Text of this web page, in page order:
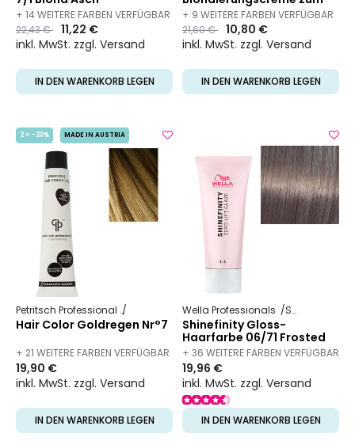
+ 14 WEITERE FARBEN VERFÜGBAR
Preis
22,43 €to11,22 €
inkl. MwSt. zzgl. Versand
IN DEN WARENKORB LEGEN
Nuancenanpassen
Rauchblau Metallic
+ 9 WEITERE FARBEN VERFÜGBAR
Preis
21,60 €to10,80 €
inkl. MwSt. zzgl. Versand
IN DEN WARENKORB LEGEN
2 = -20% MADE IN AUSTRIA
Petritsch Professional
Hair Color Goldregen Nr°7
+ 21 WEITERE FARBEN VERFÜGBAR
19,90 €
inkl. MwSt. zzgl. Versand
IN DEN WARENKORB LEGEN
Wella Professionals Shinefinity
Shinefinity Gloss-
Haarfarbe 06/71 Frosted
Chestnut
+ 36 WEITERE FARBEN VERFÜGBAR
19,96 €
inkl. MwSt. zzgl. Versand
IN DEN WARENKORB LEGEN